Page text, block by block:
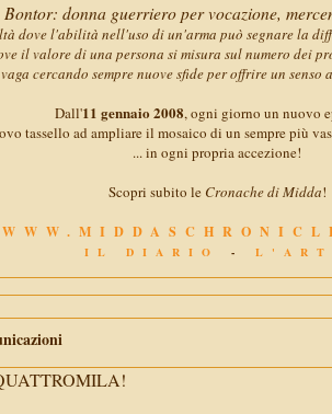
donna guerriero per vocazione,
dove l'abilità nell'uso di un'arma può segnare la
il valore di una persona si misura sul numero dei
cercando sempre nuove sfide per offrire un senso
Dall'11 gennaio 2008, ogni giorno un nuovo
tassello ad ampliare il mosaico di un sempre più
... in ogni propria accezione!
Scopri subito le Cronache di Midda!
IL DIARIO -